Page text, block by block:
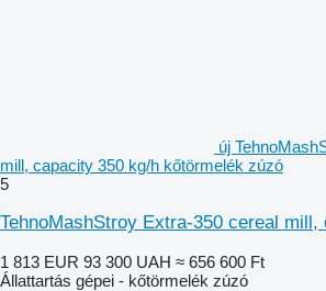
új
mill, capacity 350 kg/h kőtörmelék zúzó
5
TehnoMashStroy Extra-350 cereal
1 813 EUR 93 300 UAH ≈ 656 600 Ft
Állattartás gépei - kőtörmelék zúzó